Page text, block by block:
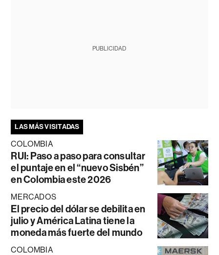
PUBLICIDAD
LAS MÁS VISITADAS
COLOMBIA
RUI: Paso a paso para consultar
el puntaje en el “nuevo Sisbén”
en Colombia este 2026
MERCADOS
El precio del dólar se debilita en
julio y América Latina tiene la
moneda más fuerte del mundo
COLOMBIA